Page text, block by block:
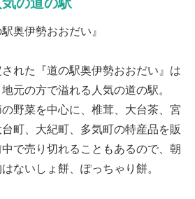
奥伊勢おおだい』
れた『道の駅奥伊勢おおだい』は
元の方で溢れる人気の道の駅。
野菜を中心に、椎茸、大台茶、宮
町、大紀町、多気町の特産品を販
で売り切れることもあるので、朝
ないしょ餅、ぽっちゃり餅。